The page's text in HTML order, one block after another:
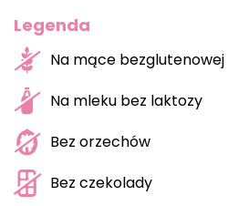
Legenda
Na mące bezglutenowej
Na mleku bez laktozy
Bez orzechów
Bez czekolady